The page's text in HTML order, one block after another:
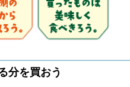
分を買おう